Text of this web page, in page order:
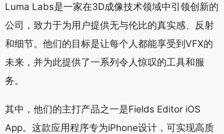
Luma Labs是一家在3D成像技术领域中引领创新的
公司，致力于为用户提供无与伦比的真实感、反射
和细节。他们的目标是让每个人都能享受到VFX的
未来，并为此提供了一系列令人惊叹的工具和服
务。
其中，他们的主打产品之一是Fields Editor iOS
App。这款应用程序专为iPhone设计，可实现高质